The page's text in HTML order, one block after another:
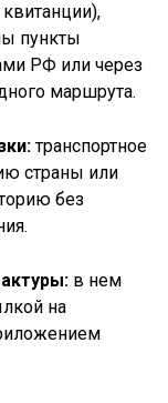
пункты
РФ или через
маршрута.
транспортное
страны или
без
в нем
на